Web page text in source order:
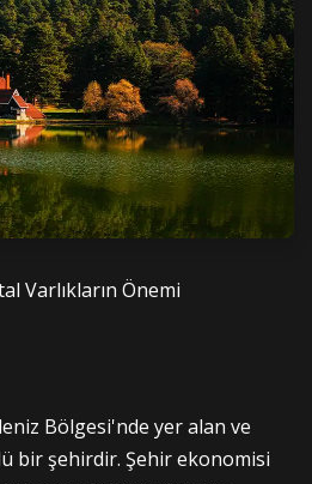
Varlıkların Önemi
Bölgesi'nde yer alan ve
bir şehirdir. Şehir ekonomisi